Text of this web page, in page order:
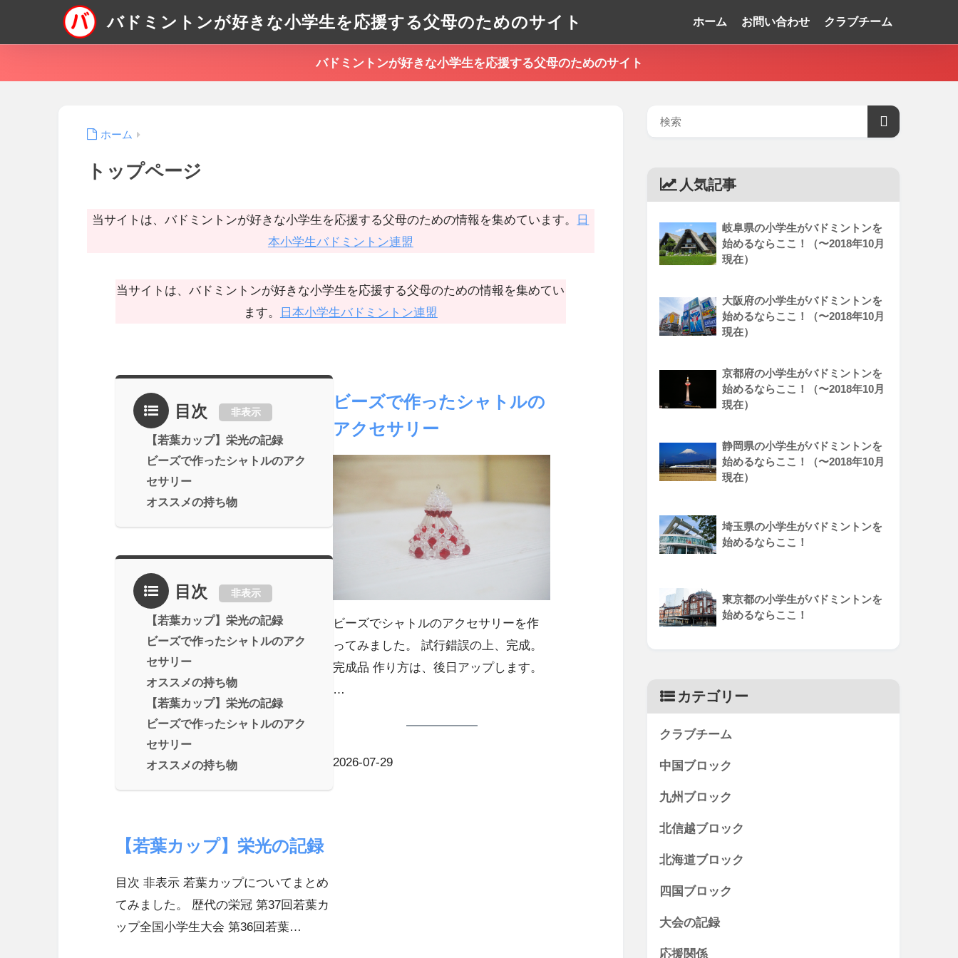
バドミントンが好きな小学生を応援する父母のためのサイト ホーム お問い合わせ クラブチーム
バドミントンが好きな小学生を応援する父母のためのサイト
ホーム
トップページ
当サイトは、バドミントンが好きな小学生を応援する父母のための情報を集めています。
日
本小学生バドミントン連盟
当サイトは、バドミントンが好きな小学生を応援する父母のための情報を集めてい
ます。
日本小学生バドミントン連盟
目次 非表示
【若葉カップ】栄光の記録
ビーズで作ったシャトルのアク
セサリー
オススメの持ち物
目次 非表示
【若葉カップ】栄光の記録
ビーズで作ったシャトルのアク
セサリー
オススメの持ち物
【若葉カップ】栄光の記録
ビーズで作ったシャトルのアク
セサリー
オススメの持ち物
【若葉カップ】栄光の記録
目次 非表示 若葉カップについてまとめ
てみました。 歴代の栄冠 第37回若葉カ
ップ全国小学生大会 第36回若葉…
ビーズで作ったシャトルの
アクセサリー
ビーズでシャトルのアクセサリーを作
ってみました。 試行錯誤の上、完成。
完成品 作り方は、後日アップします。
…
2026-07-29
人気記事
岐阜県の小学生がバドミントンを
始めるならここ！（〜2018年10月
現在）
大阪府の小学生がバドミントンを
始めるならここ！（〜2018年10月
現在）
京都府の小学生がバドミントンを
始めるならここ！（〜2018年10月
現在）
静岡県の小学生がバドミントンを
始めるならここ！（〜2018年10月
現在）
埼玉県の小学生がバドミントンを
始めるならここ！
東京都の小学生がバドミントンを
始めるならここ！
カテゴリー
クラブチーム
中国ブロック
九州ブロック
北信越ブロック
北海道ブロック
四国ブロック
大会の記録
応援関係